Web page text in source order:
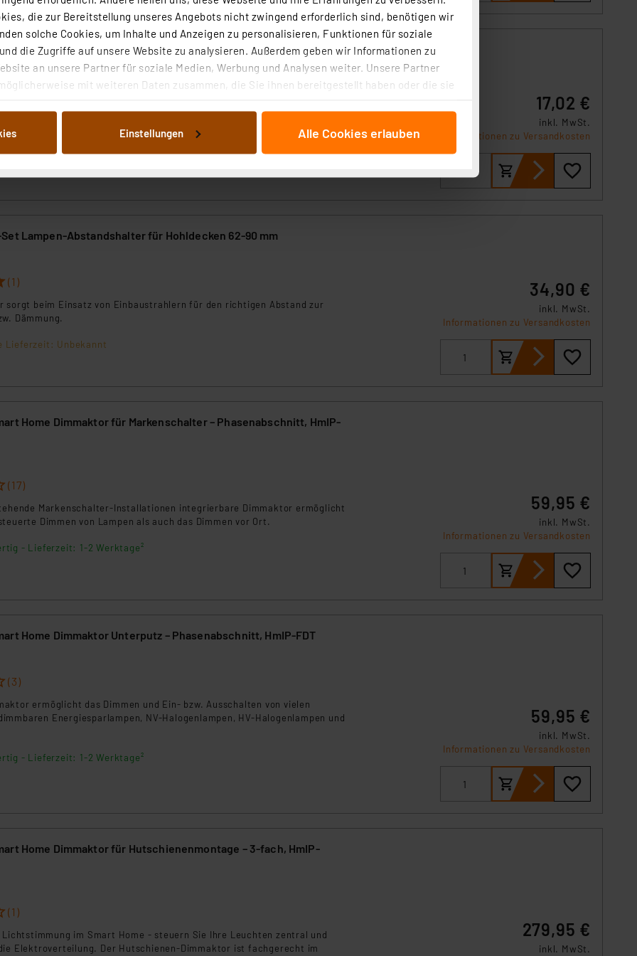
die zur Bereitstellung unseres Angebots nicht zwingend erforderlich sind, benötigen wir
solche Cookies, um Inhalte und Anzeigen zu personalisieren, Funktionen für soziale
die Zugriffe auf unsere Website zu analysieren. Außerdem geben wir Informationen zu
an unsere Partner für soziale Medien, Werbung und Analysen weiter. Unsere Partner
mit weiteren Daten zusammen, die Sie ihnen bereitgestellt haben oder die sie
dargestellten bzw. die von Ihnen ausgewählten Verarbeitungszwecke (Art. 6
Auflistung der einzelnen Cookies nach Zweck und Anbieter ist durch Klick auf den
nicht längerfristig gespeichert werden und dieses Banner erneut angezeigt wird.
personenbezogene Daten in den USA. Ihre Einwilligung zur Einbindung von Cookies
ggf. auch die Verarbeitung Ihrer Daten in den USA gemäß Art. 49 (1) lit. a DSGVO.
und zu der jeweiligen Datenübermittlung erhalten Sie in der Datenschutzerklärung.
der EU. Dies bedeutet, dass die USA als Land mit unzureichendem
eingestuft wird. So besteht etwa das Risiko, dass US-Behörden personenbezogene
verarbeiten, ohne dass hiergegen Klagemöglichkeiten für Europäer bestehen.
Einstellungen Alle Cookies erlauben
Set Lampen-Abstandshalter für Hohldecken 62-90 mm
sorgt beim Einsatz von Einbaustrahlern für den richtigen Abstand zur
17,02 €
inkl. MwSt.
Informationen zu Versandkosten
Set Lampen-Abstandshalter für Hohldecken 62-90 mm
(1)
sorgt beim Einsatz von Einbaustrahlern für den richtigen Abstand zur
Dämmung.
Lieferzeit: Unbekannt
34,90 €
inkl. MwSt.
Informationen zu Versandkosten
Home Dimmaktor für Markenschalter – Phasenabschnitt, HmIP-
(17)
Markenschalter-Installationen integrierbare Dimmaktor ermöglicht
Dimmen von Lampen als auch das Dimmen vor Ort.
- Lieferzeit: 1-2 Werktage²
59,95 €
inkl. MwSt.
Informationen zu Versandkosten
Home Dimmaktor Unterputz – Phasenabschnitt, HmIP-FDT
(3)
ermöglicht das Dimmen und Ein- bzw. Ausschalten von vielen
Energiesparlampen, NV-Halogenlampen, HV-Halogenlampen und
- Lieferzeit: 1-2 Werktage²
59,95 €
inkl. MwSt.
Informationen zu Versandkosten
Home Dimmaktor für Hutschienenmontage – 3-fach, HmIP-
(1)
im Smart Home - steuern Sie Ihre Leuchten zentral und
Elektroverteilung. Der Hutschienen-Dimmaktor ist fachgerecht im
279,95 €
inkl. MwSt.